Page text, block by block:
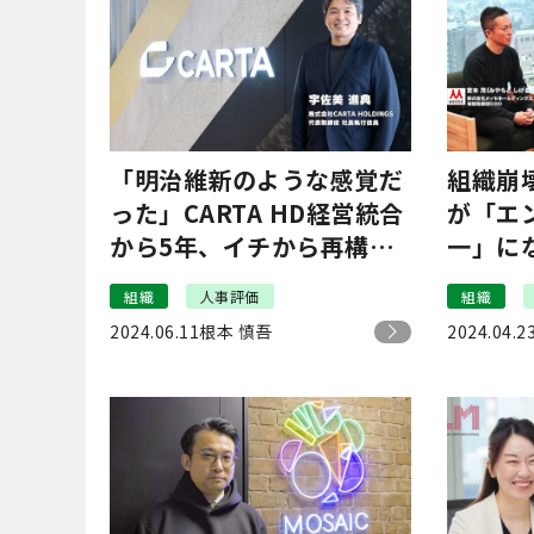
「明治維新のような感覚だ
った」CARTA HD経営統合
から5年、イチから再構築
した人事制度のウラ側
組織 人事評価
2024.06.11根本 慎吾
組織崩
が「エ
一」に
の会社
革とは
組織